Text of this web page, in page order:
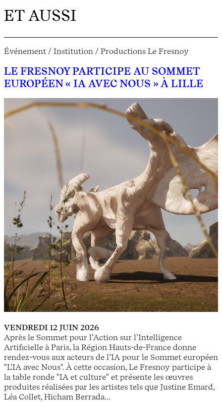
ET AUSSI
Événement / Institution / Productions Le Fresnoy
LE FRESNOY PARTICIPE AU SOMMET
EUROPÉEN « IA AVEC NOUS » À LILLE
VENDREDI 12 JUIN 2026
Après le Sommet pour l’Action sur l’Intelligence
Artificielle à Paris, la Région Hauts-de-France donne
rendez-vous aux acteurs de l’IA pour le Sommet européen
"L'IA avec Nous". À cette occasion, Le Fresnoy participe à
la table ronde "IA et culture" et présente les œuvres
produites réalisées par les artistes tels que Justine Emard,
Léa Collet, Hicham Berrada...